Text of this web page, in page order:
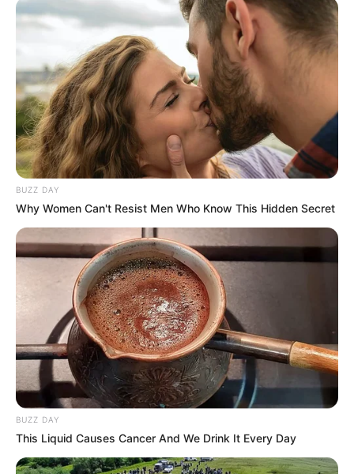
BUZZ DAY
Why Women Can't Resist Men Who Know This Hidden Secret
BUZZ DAY
This Liquid Causes Cancer And We Drink It Every Day